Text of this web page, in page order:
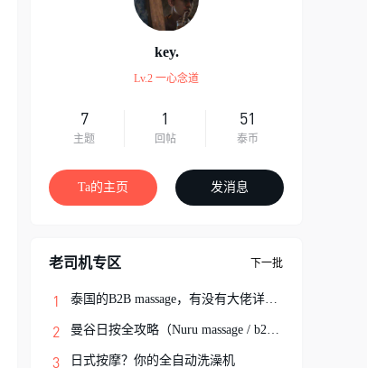
key.
Lv.2 一心念道
7
主题
1
回帖
51
泰币
Ta的主页 发消息
老司机专区 下一批
泰国的B2B massage，有没有大佬详细解说一
曼谷日按全攻略（Nuru massage / b2b按摩避
日式按摩？你的全自动洗澡机